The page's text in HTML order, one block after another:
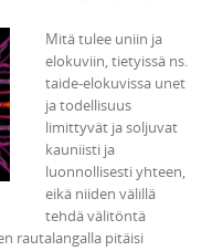
Mitä tulee uniin ja
elokuviin, tietyissä ns.
taide-elokuvissa unet
ja todellisuus
limittyvät ja soljuvat
kauniisti ja
luonnollisesti yhteen,
eikä niiden välillä
tehdä välitöntä
rautalangalla pitäisi